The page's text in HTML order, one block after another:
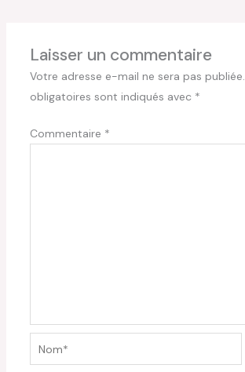
Laisser un commentaire
Votre adresse e-mail ne sera pas publiée.
obligatoires sont indiqués avec *
Commentaire *
Nom*